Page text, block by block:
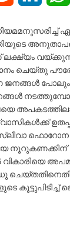
ചെയ്തു
ജനങ്ങൾ
ഫൊറോന
നൂറുകണക്കിന്
കൂട്ടുപിടിച്ച്